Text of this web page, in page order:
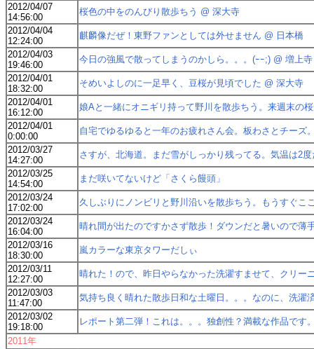
2012/04/07
14:56:00
桜色の中をのんびり散歩ちう @ 深大寺
2012/04/04
12:24:00
麒麟像だぜ！東野ファンとしては外せません @ 日本橋
2012/04/03
19:46:00
今日の強風で散ってしまうのかしら。。。(ｰｰ;) @ 増上寺
2012/04/01
18:32:00
そめいよしのに一足早く、豆桜が見頃でした @ 深大寺
2012/04/01
16:12:00
娘Aと一緒にオニギリ持って野川を散歩ちう。来週末の
2012/04/01
0:00:00
自宅でゆるゆると一年のお疲れさん会。板わさとチーズ
2012/03/27
14:27:00
さすが、北海道。まだ雪がしっかり残ってる。気温は2
2012/03/25
14:54:00
まだ咲いてないけど「さくら饅頭」
2012/03/24
17:02:00
久しぶりにノンビリと野川沿いを散歩ちう。もうすぐこ
2012/03/24
16:04:00
晴れ間が出たのですかさず散歩！ダウンだと暑いので薄
2012/03/16
18:30:00
嵐カラーな東京タワーだしぃ
2012/03/11
12:27:00
晴れた！ので、昨日やらなかった洗濯すませて、クリー
2012/03/03
11:47:00
気持ち良く晴れた散歩日和な土曜日。。。なのに、洗濯
2012/03/02
19:18:00
レポート第二弾！これは。。。独創性？満載な作品で
2011年